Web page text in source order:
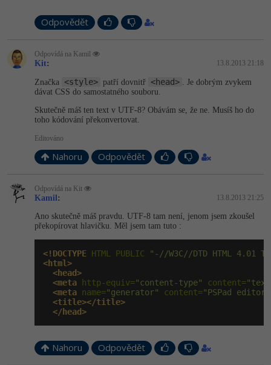
Odpovědět
Odpovídá na Kamil
Kit: 13.8.2013 21:18
Značka <style> patří dovnitř <head> . Je dobrým zvykem
dávat CSS do samostatného souboru.
Skutečně máš ten text v UTF-8? Obávám se, že ne. Musíš ho do
toho kódování překonvertovat.
Editováno
Nahoru Odpovědět
Odpovídá na Kit
Kamil: 13.8.2013 21:25
Ano skutečně máš pravdu. UTF-8 tam není, jenom jsem zkoušel
překopírovat hlavičku. Měl jsem tam tuto :
<!DOCTYPE HTML PUBLIC
"-//W3C//DTD HTML 4.01
<html>
<head>
<meta http-equiv="content-type" content=
<meta name="generator" content="PSPad editor,
<title></title>
</head>
Nahoru Odpovědět